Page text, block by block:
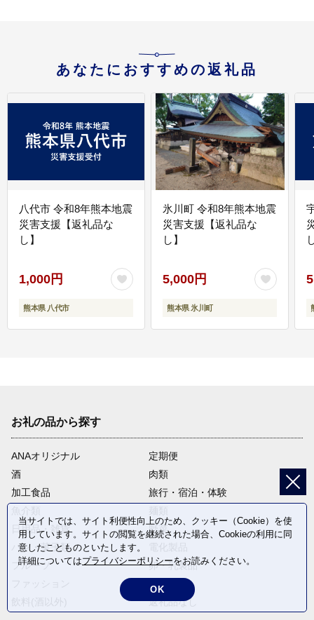
あなたにおすすめの返礼品
八代市 令和8年熊本地震
災害支援【返礼品な
し】
1,000円
熊本県 八代市
氷川町 令和8年熊本地震
災害支援【返礼品な
し】
5,000円
熊本県 氷川町
お礼の品から探す
ANAオリジナル
定期便
酒
肉類
加工食品
旅行・宿泊・体験
日用品・雑貨
野菜
パン・菓子類
フルーツ
卵・乳製品
米・穀物
返礼品なし
当サイトでは、サイト利便性向上のため、クッキー（Cookie）を使
用しています。サイトの閲覧を継続された場合、Cookieの利用に同
意したことものといたします。
詳細についてはプライバシーポリシーをお読みください。
OK